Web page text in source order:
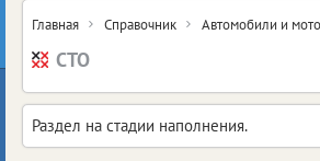
Главная Справочник Автомобили и
СТО
Раздел на стадии наполнения.